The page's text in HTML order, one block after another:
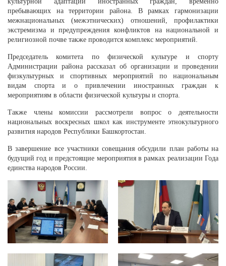
пребывающих на территории района. В рамках гармонизации
межнациональных (межэтнических) отношений, профилактики
экстремизма и предупреждения конфликтов на национальной и
религиозной почве также проводится комплекс мероприятий.
Председатель комитета по физической культуре и спорту
Администрации района рассказал об организации и проведении
физкультурных и спортивных мероприятий по национальным
видам спорта и о привлечении иностранных граждан к
мероприятиям в области физической культуры и спорта.
Также члены комиссии рассмотрели вопрос о деятельности
национальных воскресных школ как инструменте этнокультурного
развития народов Республики Башкортостан.
В завершение все участники совещания обсудили план работы на
будущий год и предстоящие мероприятия в рамках реализации Года
единства народов России.